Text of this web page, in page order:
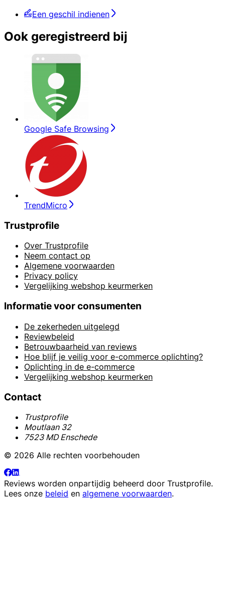
Een geschil indienen
Ook geregistreerd bij
Google Safe Browsing
TrendMicro
Trustprofile
Over Trustprofile
Neem contact op
Algemene voorwaarden
Privacy policy
Vergelijking webshop keurmerken
Informatie voor consumenten
De zekerheden uitgelegd
Reviewbeleid
Betrouwbaarheid van reviews
Hoe blijf je veilig voor e-commerce oplichting?
Oplichting in de e-commerce
Vergelijking webshop keurmerken
Contact
Trustprofile
Moutlaan 32
7523 MD Enschede
© 2026 Alle rechten voorbehouden
Reviews worden onpartijdig beheerd door Trustprofile.
Lees onze beleid en algemene voorwaarden.